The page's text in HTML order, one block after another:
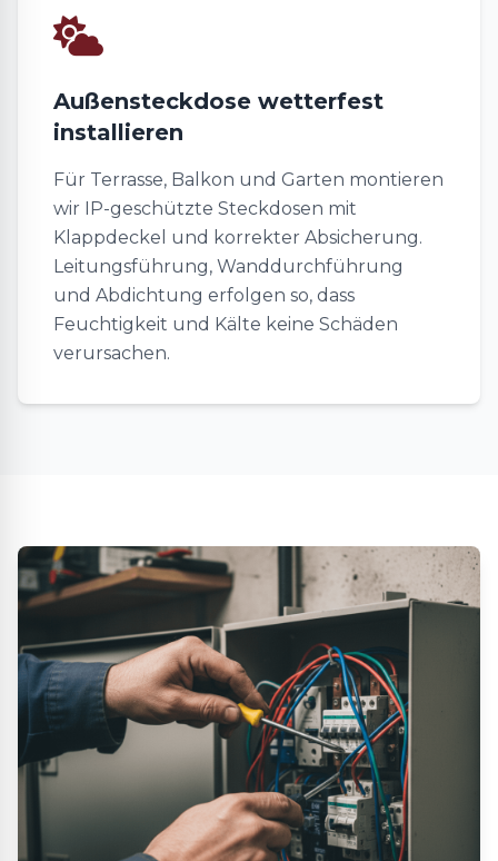
Außensteckdose wetterfest
installieren
Für Terrasse, Balkon und Garten montieren
wir IP-geschützte Steckdosen mit
Klappdeckel und korrekter Absicherung.
Leitungsführung, Wanddurchführung
und Abdichtung erfolgen so, dass
Feuchtigkeit und Kälte keine Schäden
verursachen.